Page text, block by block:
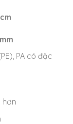
PA có đặc
hơn